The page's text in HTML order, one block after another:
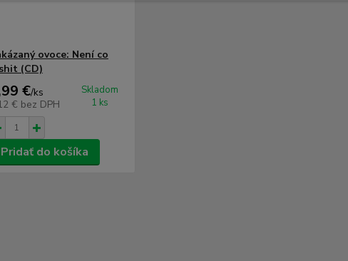
ovoce: Není co
(CD)
€/ks
€ bez DPH
Skladom
1 ks
Pridať do košíka